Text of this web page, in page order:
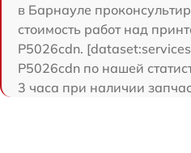
в Барнауле
стоимость работ над
P5026cdn.
P5026cdn по нашей
3 часа при наличии